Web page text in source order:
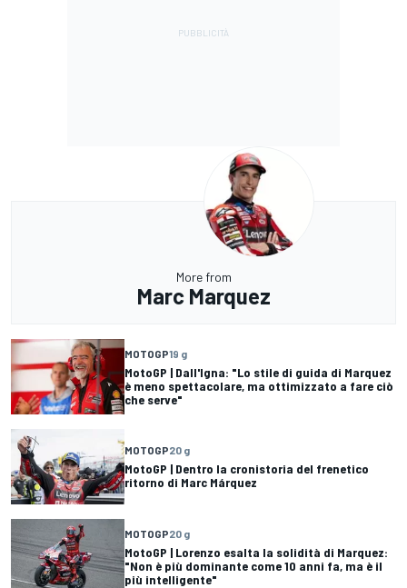
More from
Marc Marquez
MOTOGP19 g
MotoGP | Dall'Igna: "Lo stile di guida di Marquez
è meno spettacolare, ma ottimizzato a fare ciò
che serve"
MOTOGP20 g
MotoGP | Dentro la cronistoria del frenetico
ritorno di Marc Márquez
MOTOGP20 g
MotoGP | Lorenzo esalta la solidità di Marquez:
"Non è più dominante come 10 anni fa, ma è il
più intelligente"